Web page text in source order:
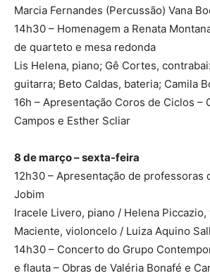
Marcia Fernandes (Percussão) Vana
14h30 – Homenagem a Renata
de quarteto e mesa redonda
Lis Helena, piano; Gê Cortes,
guitarra; Beto Caldas, bateria; Camila
16h – Apresentação Coros de Ciclos –
Campos e Esther Scliar
8 de março – sexta-feira
12h30 – Apresentação de professoras
Jobim
Iracele Livero, piano / Helena
Maciente, violoncelo / Luiza Aquino
14h30 – Concerto do Grupo
e flauta – Obras de Valéria Bonafé e